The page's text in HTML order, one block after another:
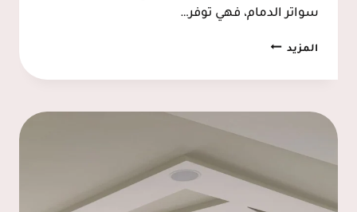
سواتر الدمام، فهي توفر…
المزيدتركيب
ت:
0537128631
سواتر
حديد